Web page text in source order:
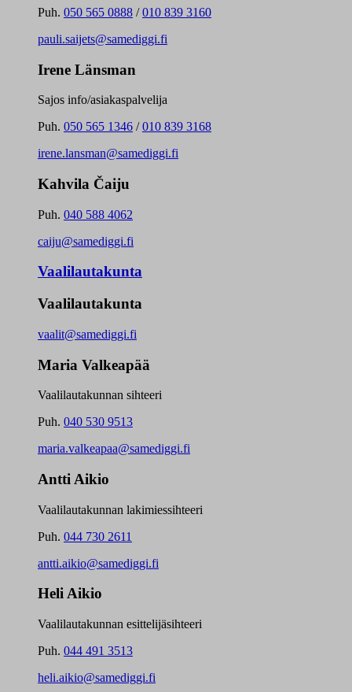
Puh. 050 565 0888 /010 839 3160
pauli.saijets@samediggi.fi
Irene Länsman
Sajos info/asiakaspalvelija
Puh. 050 565 1346 /010 839 3168
irene.lansman@samediggi.fi
Kahvila Čaiju
Puh. 040 588 4062
caiju@samediggi.fi
Vaalilautakunta
Vaalilautakunta
vaalit@samediggi.fi
Maria Valkeapää
Vaalilautakunnan sihteeri
Puh. 040 530 9513
maria.valkeapaa@samediggi.fi
Antti Aikio
Vaalilautakunnan lakimiessihteeri
Puh. 044 730 2611
antti.aikio@samediggi.fi
Heli Aikio
Vaalilautakunnan esittelijäsihteeri
Puh. 044 491 3513
heli.aikio@samediggi.fi